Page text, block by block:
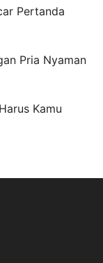
Pertanda
Pria Nyaman
Kamu